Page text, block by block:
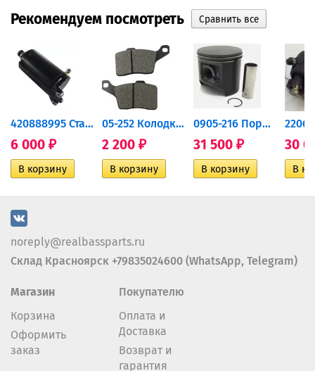
Рекомендуем посмотреть
420888995 Стартер для...
6 000 ₽
05-252 Колодки тормозные...
2 200 ₽
0905-216 Поршень Arctic Cat...
31 500 ₽ 30
noreply@realbassparts.ru
Склад Красноярск +79835024600 (WhatsApp, Telegram)
Магазин
Корзина
Оформить
заказ
Покупателю
Оплата и
Доставка
Возврат и
гарантия